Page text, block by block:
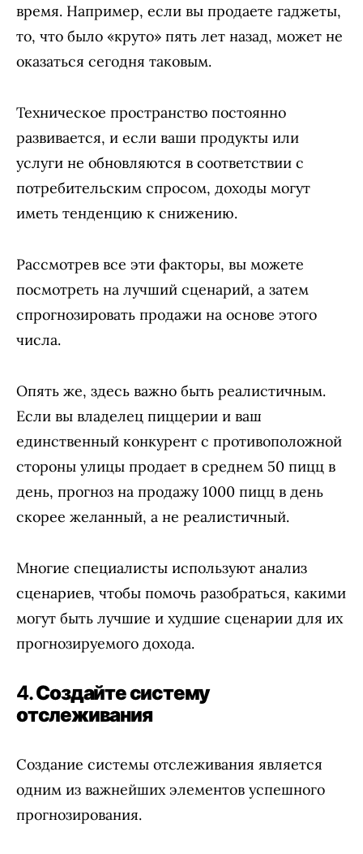
время. Например, если вы продаете гаджеты,
то, что было «круто» пять лет назад, может не
оказаться сегодня таковым.
Техническое пространство постоянно
развивается, и если ваши продукты или
услуги не обновляются в соответствии с
потребительским спросом, доходы могут
иметь тенденцию к снижению.
Рассмотрев все эти факторы, вы можете
посмотреть на лучший сценарий, а затем
спрогнозировать продажи на основе этого
числа.
Опять же, здесь важно быть реалистичным.
Если вы владелец пиццерии и ваш
единственный конкурент с противоположной
стороны улицы продает в среднем 50 пицц в
день, прогноз на продажу 1000 пицц в день
скорее желанный, а не реалистичный.
Многие специалисты используют анализ
сценариев, чтобы помочь разобраться, какими
могут быть лучшие и худшие сценарии для их
прогнозируемого дохода.
4.Создайте систему
отслеживания
Создание системы отслеживания является
одним из важнейших элементов успешного
прогнозирования.